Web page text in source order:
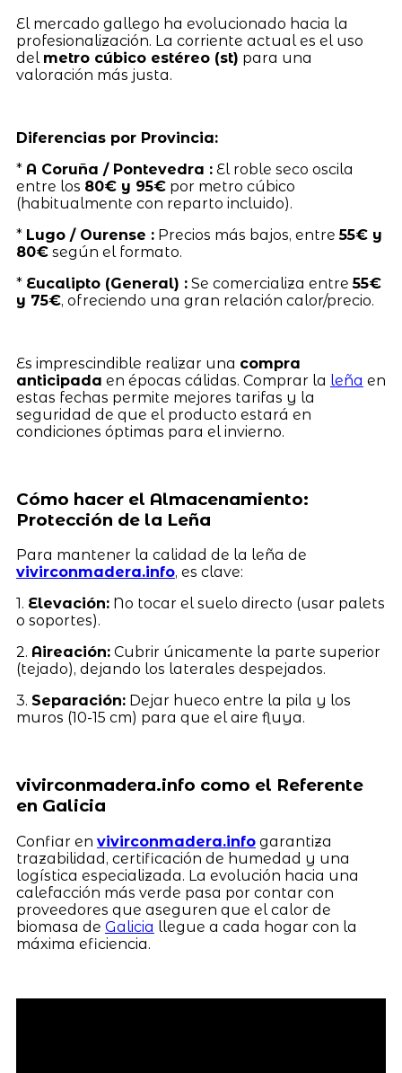
El mercado gallego ha evolucionado hacia la
profesionalización. La corriente actual es el uso
del metro cúbico estéreo (st) para una
valoración más justa.
Diferencias por Provincia:
* A Coruña / Pontevedra :El roble seco oscila
entre los 80€ y 95€por metro cúbico
(habitualmente con reparto incluido).
* Lugo / Ourense :Precios más bajos, entre55€ y
80€según el formato.
* Eucalipto (General) :Se comercializa entre55€
y 75€, ofreciendo una gran relación calor/precio.
Es imprescindible realizar una compra
anticipada en épocas cálidas. Comprar la leña en
estas fechas permite mejores tarifas y la
seguridad de que el producto estará en
condiciones óptimas para el invierno.
Cómo hacer el Almacenamiento:
Protección de la Leña
Para mantener la calidad de la leña de
vivirconmadera.info, es clave:
1. Elevación:No tocar el suelo directo (usar palets
o soportes).
2. Aireación:Cubrir únicamente la parte superior
(tejado), dejando los laterales despejados.
3. Separación:Dejar hueco entre la pila y los
muros (10-15 cm) para que el aire fluya.
vivirconmadera.info como el Referente
en Galicia
Confiar en vivirconmadera.infogarantiza
trazabilidad, certificación de humedad y una
logística especializada. La evolución hacia una
calefacción más verde pasa por contar con
proveedores que aseguren que el calor de
biomasa de Galicia llegue a cada hogar con la
máxima eficiencia.